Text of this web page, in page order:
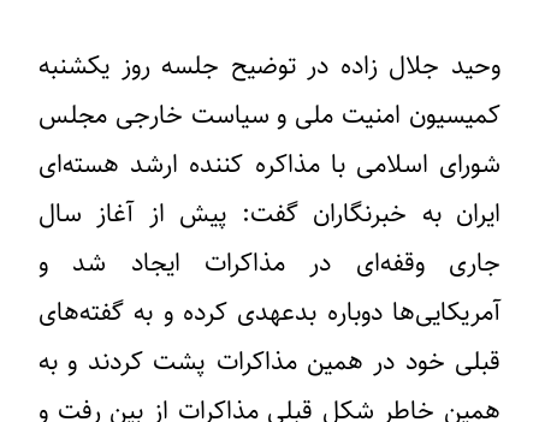
وحید جلال زاده در توضیح جلسه روز یکشنبه
کمیسیون امنیت ملی و سیاست خارجی مجلس
شورای اسلامی با مذاکره کننده ارشد هسته‌ای
ایران به خبرنگاران گفت: پیش از آغاز سال
جاری وقفه‌ای در مذاکرات ایجاد شد و
آمریکایی‌ها دوباره بدعهدی کرده و به گفته‌های
قبلی خود در همین مذاکرات پشت کردند و به
همین خاطر شکل قبلی مذاکرات از بین رفت و